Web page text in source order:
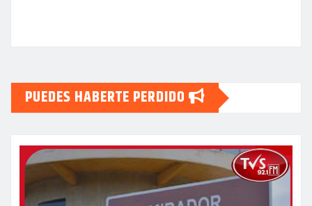
PUEDES HABERTE PERDIDO